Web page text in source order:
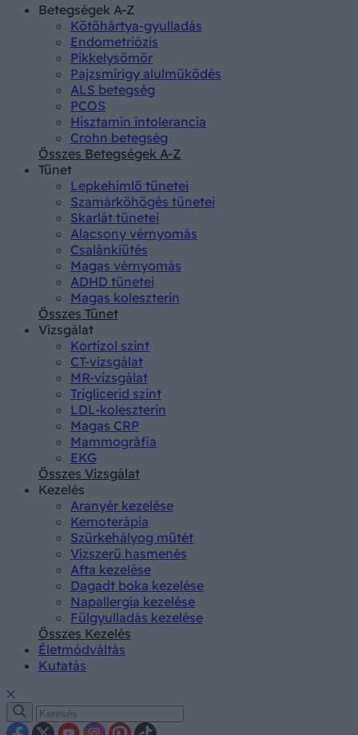
Betegségek A-Z
Kötőhártya-gyulladás
Endometriózis
Pikkelysömör
Pajzsmirigy alulműködés
ALS betegség
PCOS
Hisztamin intolerancia
Crohn betegség
Összes Betegségek A-Z
Tünet
Lepkehimlő tünetei
Szamárköhögés tünetei
Skarlát tünetei
Alacsony vérnyomás
Csalánkiütés
Magas vérnyomás
ADHD tünetei
Magas koleszterin
Összes Tünet
Vizsgálat
Kortizol szint
CT-vizsgálat
MR-vizsgálat
Triglicerid szint
LDL-koleszterin
Magas CRP
Mammográfia
EKG
Összes Vizsgálat
Kezelés
Aranyér kezelése
Kemoterápia
Szürkehályog műtét
Vízszerű hasmenés
Afta kezelése
Dagadt boka kezelése
Napallergia kezelése
Fülgyulladás kezelése
Összes Kezelés
Életmódváltás
Kutatás